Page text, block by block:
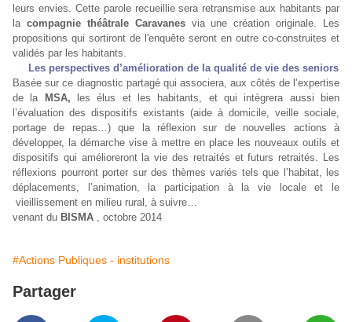
leurs envies. Cette parole recueillie sera retransmise aux habitants par
la compagnie théâtrale Caravanesvia une création originale. Les
propositions qui sortiront de l'enquête seront en outre co-construites et
validés par les habitants.
Les perspectives d’amélioration de la qualité de vie des seniors
Basée sur ce diagnostic partagé qui associera, aux côtés de l’expertise
de la
MSA, les élus et les habitants, et qui intègrera aussi bien
l’évaluation des dispositifs existants (aide à domicile, veille sociale,
portage de repas…) que la réflexion sur de nouvelles actions à
développer, la démarche vise à mettre en place les nouveaux outils et
dispositifs qui amélioreront la vie des retraités et futurs retraités. Les
réflexions pourront porter sur des thèmes variés tels que l’habitat, les
déplacements, l’animation, la participation à la vie locale et le
vieillissement en milieu rural, à suivre…
venant du BISMA , octobre 2014
#Actions Publiques - institutions
Partager